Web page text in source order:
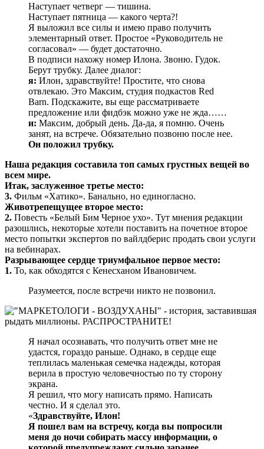
Наступает четверг — тишина.
Наступает пятница — какого черта?!
Я выложил все силы и имею право получить
элементарный ответ. Простое «Руководитель не
согласовал» — будет достаточно.
В подписи нахожу номер Илона. Звоню. Гудок.
Берут трубку. Далее диалог:
я: Илон, здравствуйте! Простите, что снова
отвлекаю. Это Максим, студия подкастов Red
Barn. Подскажите, вы еще рассматриваете
предложение или фидбэк можно уже не жда……
и: Максим, добрый день. Да-да, я помню. Очень
занят, на встрече. Обязательно позвоню после нее.
Он положил трубку.
Наша редакция составила топ самых грустных вещей во
всем мире.
Итак, заслуженное третье место:
3. Фильм «Хатико». Банально, но единогласно.
Животрепещущее второе место:
2. Повесть «Белый Бим Черное ухо». Тут мнения редакции
разошлись, некоторые хотели поставить на почетное второе
место попытки экспертов по вайлдберис продать свои услуги
на вебинарах.
Разрывающее сердце триумфальное первое место:
1. То, как обходятся с Кенесханом Ивановичем.
Разумеется, после встречи никто не позвонил.
Я начал осознавать, что получить ответ мне не
удастся, гораздо раньше. Однако, в сердце еще
теплилась маленькая семечка надежды, которая
верила в простую человечностью по ту сторону
экрана.
Я решил, что могу написать прямо. Написать
честно. И я сделал это.
«Здравствуйте, Илон!
Я пошел вам на встречу, когда вы попросили
меня до ночи собирать массу информации, о